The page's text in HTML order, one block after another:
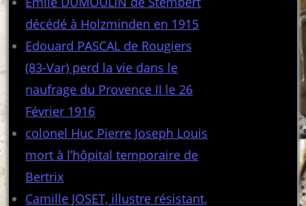
décédé à Holzminden en 1915
Edouard PASCAL de Rougiers
(83-Var) perd la vie dans le
naufrage du Provence II le 26
Février 1916
colonel Huc Pierre Joseph Louis
mort à l’hôpital temporaire de
Bertrix
Camille JOSET, illustre résistant,